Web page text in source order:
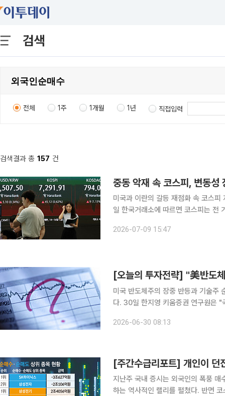
검색
전체 1주 1개월 1년 직접입력
검색결과 총 157 건
중동 악재 속 코스피, 변동
미국과 이란의 갈등 재점화 속 코스피
일 한국거래소에 따르면 코스피는
2026-07-09 15:47
미국 반도체주의 장중 반등과 기술주
다. 30일 한지영 키움증권 연구원은 "국내 증시가 미국 반도체주들의 장중 급반등 성공했고, 미국
큼, 분기 및 반기말 리밸런싱 여파로
2026-06-30 08:13
지난주 국내 증시는 외국인의 폭풍
하는 역사적인 랠리를 펼쳤다. 반면